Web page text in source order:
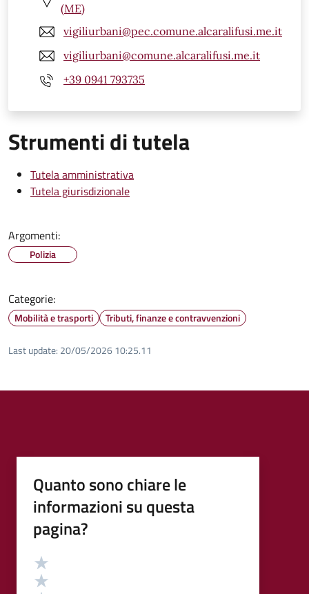
(ME)
vigiliurbani@pec.comune.alcaralifusi.me.it
vigiliurbani@comune.alcaralifusi.me.it
+39 0941 793735
Strumenti di tutela
Tutela amministrativa
Tutela giurisdizionale
Argomenti:
Polizia
Categorie:
Mobilità e trasporti Tributi, finanze e contravvenzioni
Last update: 20/05/2026 10:25.11
Quanto sono chiare le
informazioni su questa
pagina?
Valutazione